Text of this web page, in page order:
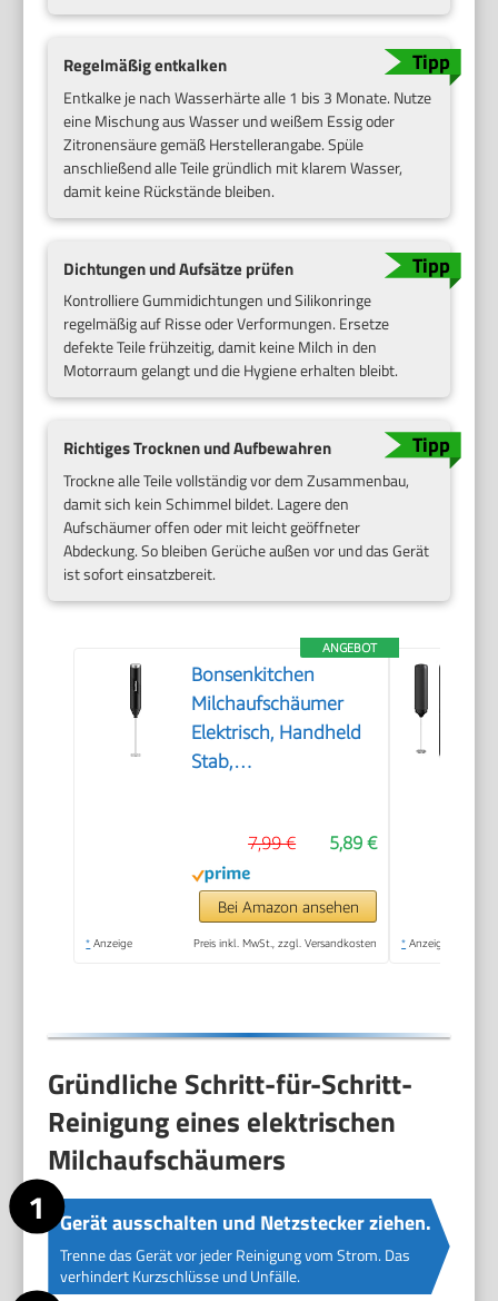
Regelmäßig entkalken
Entkalke je nach Wasserhärte alle 1 bis 3 Monate. Nutze
eine Mischung aus Wasser und weißem Essig oder
Zitronensäure gemäß Herstellerangabe. Spüle
anschließend alle Teile gründlich mit klarem Wasser,
damit keine Rückstände bleiben.
Dichtungen und Aufsätze prüfen
Kontrolliere Gummidichtungen und Silikonringe
regelmäßig auf Risse oder Verformungen. Ersetze
defekte Teile frühzeitig, damit keine Milch in den
Motorraum gelangt und die Hygiene erhalten bleibt.
Richtiges Trocknen und Aufbewahren
Trockne alle Teile vollständig vor dem Zusammenbau,
damit sich kein Schimmel bildet. Lagere den
Aufschäumer offen oder mit leicht geöffneter
Abdeckung. So bleiben Gerüche außen vor und das Gerät
ist sofort einsatzbereit.
ANGEBOT
Bonsenkitchen
Milchaufschäumer
Elektrisch, Handheld
Stab,
5,89 €
7,99 €
Bei Amazon ansehen
* Anzeige Preis inkl. MwSt., zzgl. Versandkosten * Anzeige
Gründliche Schritt-für-Schritt-
Reinigung eines elektrischen
Milchaufschäumers
Gerät ausschalten und Netzstecker ziehen.
Trenne das Gerät vor jeder Reinigung vom Strom. Das
verhindert Kurzschlüsse und Unfälle.